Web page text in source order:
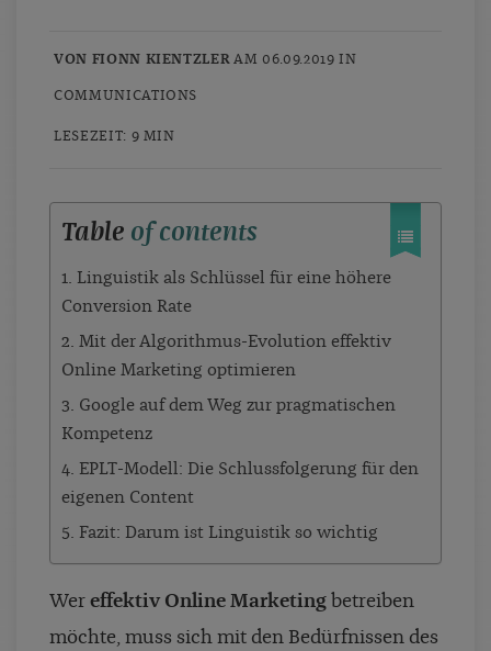
VON FIONN KIENTZLER AM 06.09.2019 IN
COMMUNICATIONS
LESEZEIT: 9 MIN
Table of contents
1. Linguistik als Schlüssel für eine höhere
Conversion Rate
2. Mit der Algorithmus-Evolution effektiv
Online Marketing optimieren
3. Google auf dem Weg zur pragmatischen
Kompetenz
4. EPLT-Modell: Die Schlussfolgerung für den
eigenen Content
5. Fazit: Darum ist Linguistik so wichtig
Wer effektiv Online Marketing betreiben
möchte, muss sich mit den Bedürfnissen des